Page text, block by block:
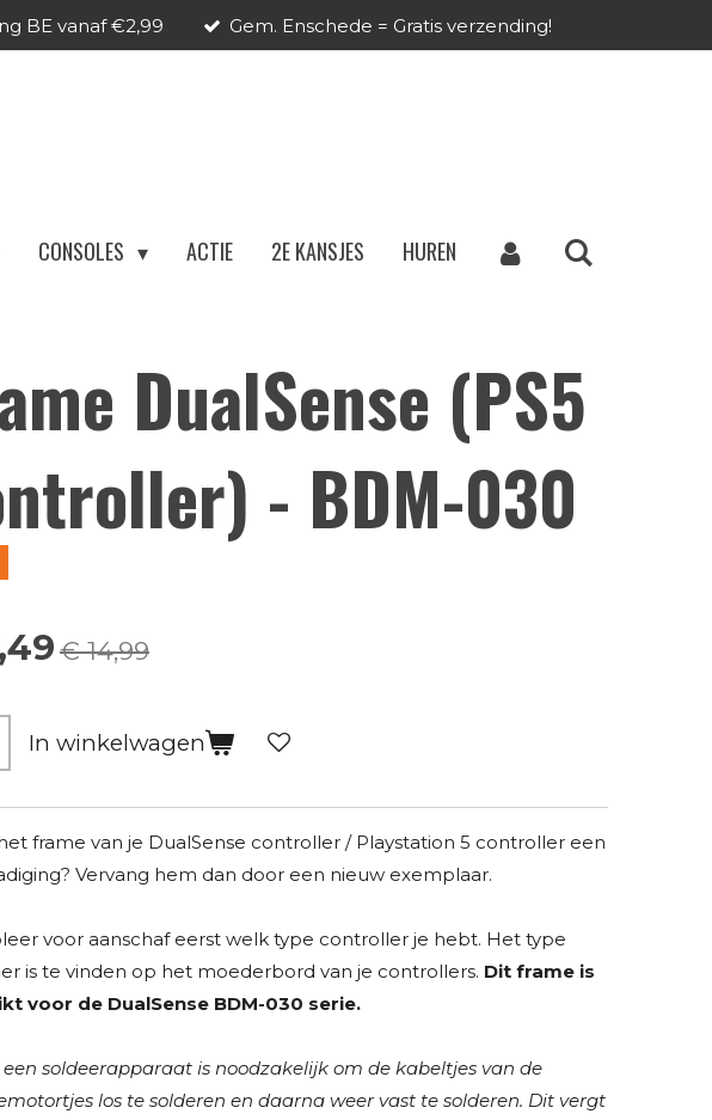
BE vanaf €2,99 Gem. Enschede = Gratis verzending!
CONSOLES ACTIE 2E KANSJES HUREN
DualSense (PS5
- BDM-030
€ 14,99
In winkelwagen
frame van je DualSense controller / Playstation 5 controller een
Vervang hem dan door een nieuw exemplaar.
voor aanschaf eerst welk type controller je hebt. Het type
is te vinden op het moederbord van je controllers. Dit frame is
voor de DualSense BDM-030 serie.
een soldeerapparaat is noodzakelijk om de kabeltjes van de
los te solderen en daarna weer vast te solderen. Dit vergt